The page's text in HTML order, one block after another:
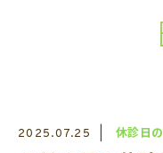
2025.07.25 休診日